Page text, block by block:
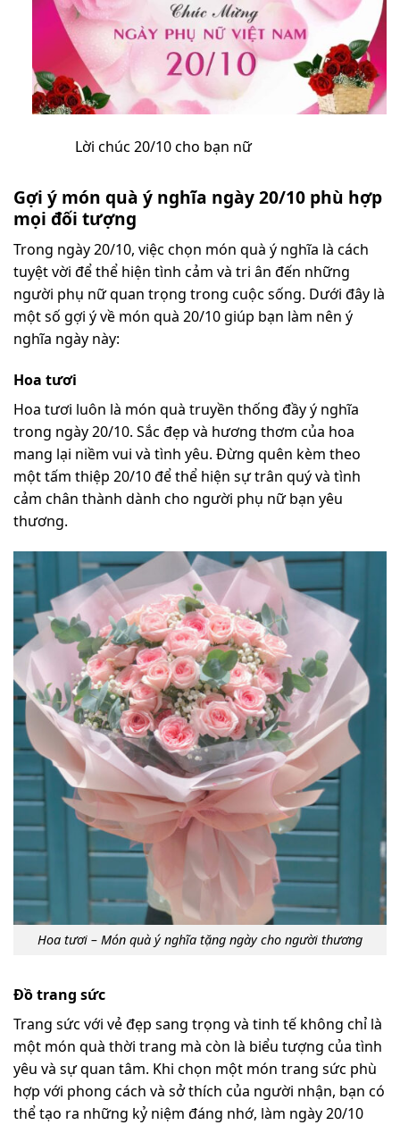
Lời chúc 20/10 cho bạn nữ
Gợi ý món quà ý nghĩa ngày 20/10 phù hợp
mọi đối tượng
Trong ngày 20/10, việc chọn món quà ý nghĩa là cách
tuyệt vời để thể hiện tình cảm và tri ân đến những
người phụ nữ quan trọng trong cuộc sống. Dưới đây là
một số gợi ý về món quà 20/10 giúp bạn làm nên ý
nghĩa ngày này:
Hoa tươi
Hoa tươi luôn là món quà truyền thống đầy ý nghĩa
trong ngày 20/10. Sắc đẹp và hương thơm của hoa
mang lại niềm vui và tình yêu. Đừng quên kèm theo
một tấm thiệp 20/10 để thể hiện sự trân quý và tình
cảm chân thành dành cho người phụ nữ bạn yêu
thương.
Hoa tươi – Món quà ý nghĩa tặng ngày cho người thương
Đồ trang sức
Trang sức với vẻ đẹp sang trọng và tinh tế không chỉ là
một món quà thời trang mà còn là biểu tượng của tình
yêu và sự quan tâm. Khi chọn một món trang sức phù
hợp với phong cách và sở thích của người nhận, bạn có
thể tạo ra những kỷ niệm đáng nhớ, làm ngày 20/10